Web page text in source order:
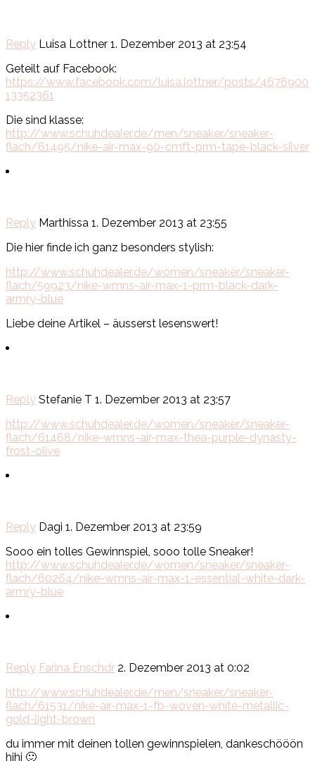
Reply Luisa Lottner 1. Dezember 2013 at 23:54
Geteilt auf Facebook:
https://www.facebook.com/luisa.lottner/posts/4676900
13352361
Die sind klasse:
http://www.schuhdealer.de/men/sneaker/sneaker-
flach/61495/nike-air-max-90-cmft-prm-tape-black-silver
Reply Marthissa 1. Dezember 2013 at 23:55
Die hier finde ich ganz besonders stylish:
http://www.schuhdealer.de/women/sneaker/sneaker-
flach/59923/nike-wmns-air-max-1-prm-black-dark-
armry-blue
Liebe deine Artikel – äusserst lesenswert!
Reply Stefanie T 1. Dezember 2013 at 23:57
http://www.schuhdealer.de/women/sneaker/sneaker-
flach/61468/nike-wmns-air-max-thea-purple-dynasty-
frost-olive
Reply Dagi 1. Dezember 2013 at 23:59
Sooo ein tolles Gewinnspiel, sooo tolle Sneaker!
http://www.schuhdealer.de/women/sneaker/sneaker-
flach/60264/nike-wmns-air-max-1-essential-white-dark-
armry-blue
Reply Farina Enschdr 2. Dezember 2013 at 0:02
http://www.schuhdealer.de/men/sneaker/sneaker-
flach/61531/nike-air-max-1-fb-woven-white-metallic-
gold-light-brown
du immer mit deinen tollen gewinnspielen, dankeschööön
hihi 🙂